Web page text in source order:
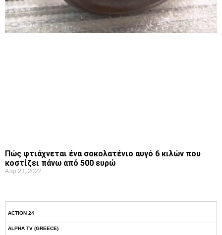
Πώς φτιάχνεται ένα σοκολατένιο αυγό 6 κιλών που
κοστίζει πάνω από 500 ευρώ
Απρ 23, 2022
ACTION 24
ALPHA TV (GREECE)